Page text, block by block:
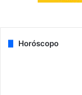
Horóscopo